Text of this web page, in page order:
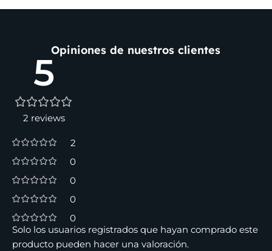
Opiniones de nuestros clientes
5
2 reviews
2
0
0
0
0
Solo los usuarios registrados que hayan comprado este
producto pueden hacer una valoración.